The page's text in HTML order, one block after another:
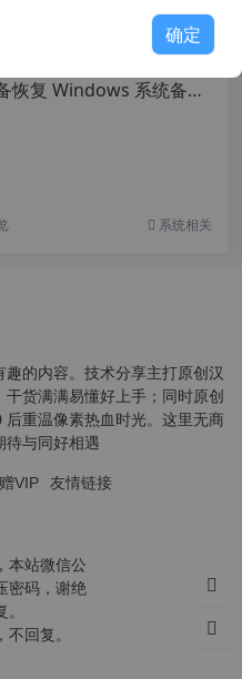
恢复 Windows 系统备份
系统相关
的内容。技术分享主打原创汉
货满满易懂好上手；同时原创
重温像素热血时光。这里无商
待与同好相遇
VIP 友情链接
本站微信公
密码，谢绝
回复。
确定